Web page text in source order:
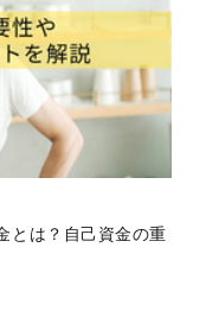
とは？自己資金の重